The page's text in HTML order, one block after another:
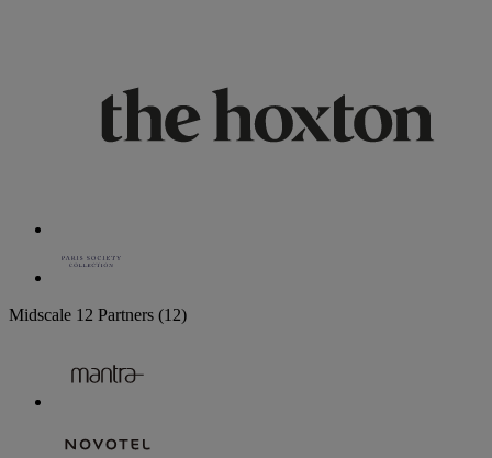
Midscale 12 Partners (12)